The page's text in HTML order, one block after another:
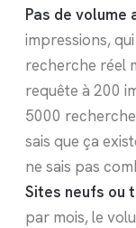
Pas de volume
impressions,
recherche réel
requête à 200
5000
sais que ça
ne sais pas
Sites neufs ou
par mois, le